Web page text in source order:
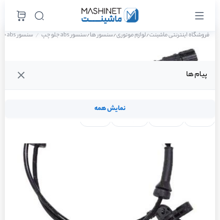
پیام ها
نمایش همه
فروشگاه اینترنتی ماشینت/لوازم موتوری/سنسور ها/سنسور abs جلو چپ سنسور abs جلو چپ پژو 405 GLX دوگانه سوز سال 1388